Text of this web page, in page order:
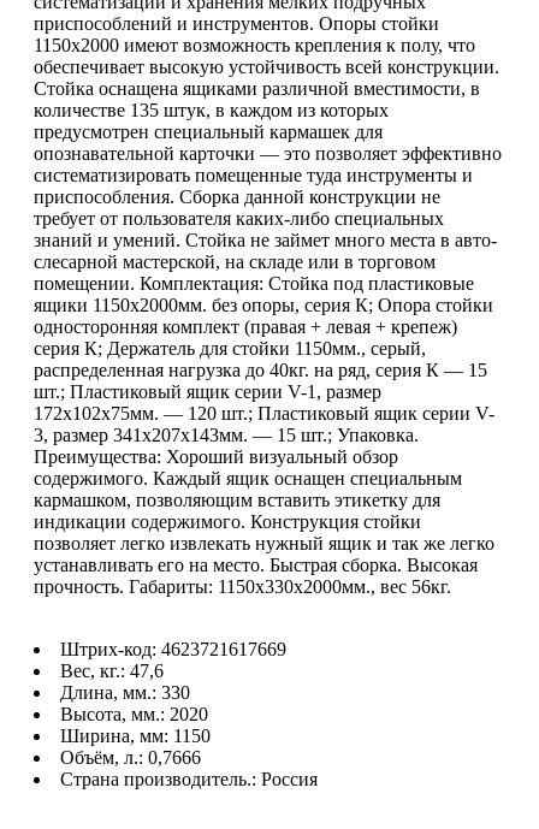
приспособлений и инструментов. Опоры стойки
1150х2000 имеют возможность крепления к полу, что
обеспечивает высокую устойчивость всей конструкции.
Стойка оснащена ящиками различной вместимости, в
количестве 135 штук, в каждом из которых
предусмотрен специальный кармашек для
опознавательной карточки — это позволяет эффективно
систематизировать помещенные туда инструменты и
приспособления. Сборка данной конструкции не
требует от пользователя каких-либо специальных
знаний и умений. Стойка не займет много места в авто-
слесарной мастерской, на складе или в торговом
помещении. Комплектация: Стойка под пластиковые
ящики 1150х2000мм. без опоры, серия К; Опора стойки
односторонняя комплект (правая + левая + крепеж)
серия К; Держатель для стойки 1150мм., серый,
распределенная нагрузка до 40кг. на ряд, серия К — 15
шт.; Пластиковый ящик серии V-1, размер
172х102х75мм. — 120 шт.; Пластиковый ящик серии V-
3, размер 341х207х143мм. — 15 шт.; Упаковка.
Преимущества: Хороший визуальный обзор
содержимого. Каждый ящик оснащен специальным
кармашком, позволяющим вставить этикетку для
индикации содержимого. Конструкция стойки
позволяет легко извлекать нужный ящик и так же легко
устанавливать его на место. Быстрая сборка. Высокая
прочность. Габариты: 1150х330х2000мм., вес 56кг.
Штрих-код: 4623721617669
Вес, кг.: 47,6
Длина, мм.: 330
Высота, мм.: 2020
Ширина, мм: 1150
Объём, л.: 0,7666
Страна производитель.: Россия